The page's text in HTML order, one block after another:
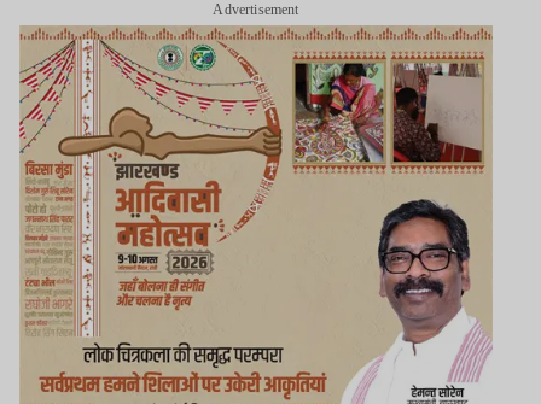
Advertisement